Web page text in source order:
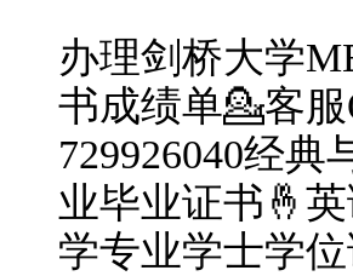
办理剑桥大学
书成绩单💁客
729926040经典
业毕业证书🤞
学专业学士学